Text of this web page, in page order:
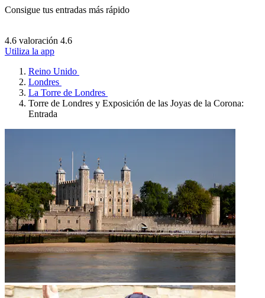
Consigue tus entradas más rápido
4.6 valoración 4.6
Utiliza la app
Reino Unido
Londres
La Torre de Londres
Torre de Londres y Exposición de las Joyas de la Corona:
Entrada